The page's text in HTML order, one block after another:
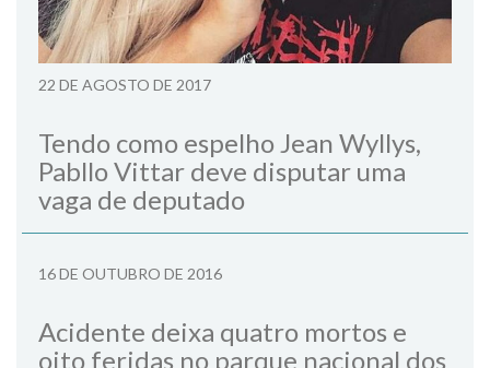
22 DE AGOSTO DE 2017
Tendo como espelho Jean Wyllys,
Pabllo Vittar deve disputar uma
vaga de deputado
16 DE OUTUBRO DE 2016
Acidente deixa quatro mortos e
oito feridas no parque nacional dos